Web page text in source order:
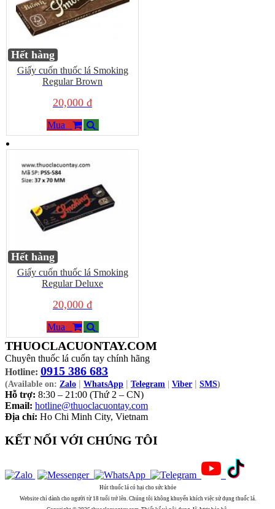
Hết hàng
Giấy cuốn thuốc lá Smoking
Regular Brown
20,000 đ
Mua
Hết hàng
Giấy cuốn thuốc lá Smoking
Regular Deluxe
20,000 đ
Mua
THUOCLACUONTAY.COM
Chuyên thuốc lá cuốn tay chính hãng
Hotline: 0915 386 683
(Available on: Zalo | WhatsApp | Telegram Viber | SMS)
Hỗ trợ: 8:30 – 21:00 (Thứ 2 – CN)
Email: hotline@thuoclacuontay.com
Địa chỉ: Ho Chi Minh City, Vietnam
KẾT NỐI VỚI CHÚNG TÔI
Hút thuốc lá có hại cho sức khỏe
Website chỉ dành cho người từ 18 tuổi trở lên. Chúng tôi không khuyến khích việc sử dụng thuốc lá.